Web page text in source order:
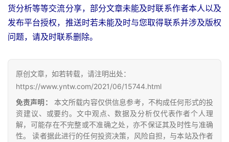
产
销
运
货分析等等交流分享，部分文章未能及时联系作者本人以及
发布平台授权，推送时若未能及时与您取得联系并涉及版权
问题，请及时联系删除。
原创文章，如若转载，请注明出处：
https://www.yntw.com/2021/06/15744.html
免责声明：
本文所载内容仅供信息参考，不构成任何形式的投
资建议、或要约。文中观点、数据及分析仅代表作者个人理
解，可能存在不完整或不准确之处，亦不保证其及时性与准确
性。 读者据此进行的任何投资决策，风险自担，与本站及作者